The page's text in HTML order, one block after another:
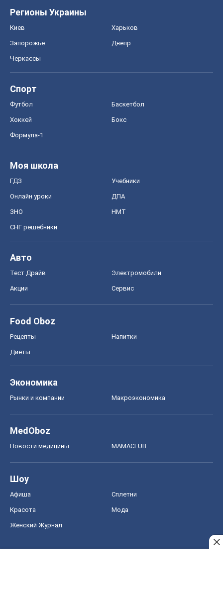
Регионы Украины
Киев Харьков
Запорожье Днепр
Черкассы
Спорт
Футбол Баскетбол
Хоккей Бокс
Формула-1
Моя школа
ГДЗ Учебники
Онлайн уроки ДПА
ЗНО НМТ
СНГ решебники
Авто
Тест Драйв Электромобили
Акции Сервис
Food Oboz
Рецепты Напитки
Диеты
Экономика
Рынки и компании Mакроэкономика
MedOboz
Новости медицины MAMACLUB
Шоу
Афиша Сплетни
Красота Мода
Женский Журнал